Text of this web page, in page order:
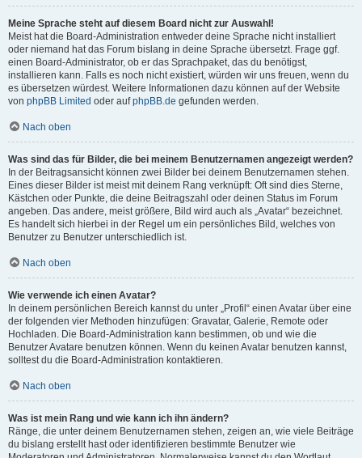
Meine Sprache steht auf diesem Board nicht zur Auswahl!
Meist hat die Board-Administration entweder deine Sprache nicht installiert
oder niemand hat das Forum bislang in deine Sprache übersetzt. Frage ggf.
einen Board-Administrator, ob er das Sprachpaket, das du benötigst,
installieren kann. Falls es noch nicht existiert, würden wir uns freuen, wenn du
es übersetzen würdest. Weitere Informationen dazu können auf der Website
von phpBB Limited oder aufphpBB.de gefunden werden.
Nach oben
Was sind das für Bilder, die bei meinem Benutzernamen angezeigt werden?
In der Beitragsansicht können zwei Bilder bei deinem Benutzernamen stehen.
Eines dieser Bilder ist meist mit deinem Rang verknüpft: Oft sind dies Sterne,
Kästchen oder Punkte, die deine Beitragszahl oder deinen Status im Forum
angeben. Das andere, meist größere, Bild wird auch als „Avatar“ bezeichnet.
Es handelt sich hierbei in der Regel um ein persönliches Bild, welches von
Benutzer zu Benutzer unterschiedlich ist.
Nach oben
Wie verwende ich einen Avatar?
In deinem persönlichen Bereich kannst du unter „Profil“ einen Avatar über eine
der folgenden vier Methoden hinzufügen: Gravatar, Galerie, Remote oder
Hochladen. Die Board-Administration kann bestimmen, ob und wie die
Benutzer Avatare benutzen können. Wenn du keinen Avatar benutzen kannst,
solltest du die Board-Administration kontaktieren.
Nach oben
Was ist mein Rang und wie kann ich ihn ändern?
Ränge, die unter deinem Benutzernamen stehen, zeigen an, wie viele Beiträge
du bislang erstellt hast oder identifizieren bestimmte Benutzer wie